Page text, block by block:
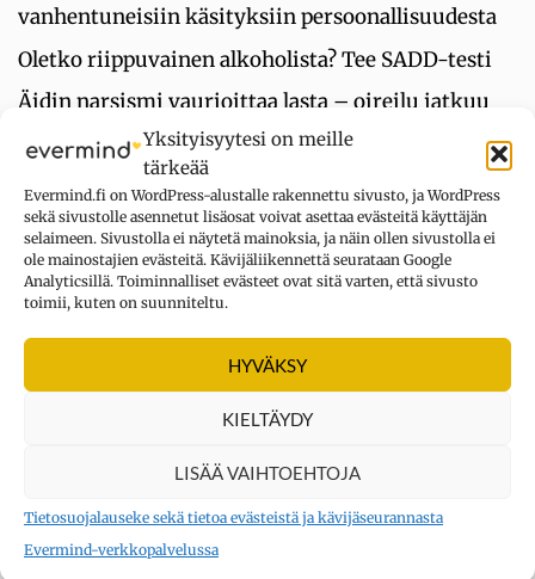
Yksityisyytesi on meille
tärkeää
Evermind.fi on WordPress-alustalle rakennettu sivusto, ja WordPress
sekä sivustolle asennetut lisäosat voivat asettaa evästeitä käyttäjän
selaimeen. Sivustolla ei näytetä mainoksia, ja näin ollen sivustolla ei
ole mainostajien evästeitä. Kävijäliikennettä seurataan Google
Analyticsillä. Toiminnalliset evästeet ovat sitä varten, että sivusto
toimii, kuten on suunniteltu.
HYVÄKSY
KIELTÄYDY
LISÄÄ VAIHTOEHTOJA
Tietosuojalauseke sekä tietoa evästeistä ja kävijäseurannasta
Evermind-verkkopalvelussa
vanhentuneisiin käsityksiin persoonallisuudesta
Oletko riippuvainen alkoholista? Tee SADD-testi
Äidin narsismi vaurioittaa lasta – oireilu jatkuu
pitkälle aikuisuuteen
UUSIMMAT KOMMENTIT
Kysymys merkki
erityisherkkä? Tee testi
Sain 22 pistettä KYLLÄ... tuntuu siltä, ettei
luokassani ole muita erityisherkkiä, koska
kiusataan…
BigMamaaiheestaEstynyt persoonallisuus
– jatkuvaa huonommuuden ja